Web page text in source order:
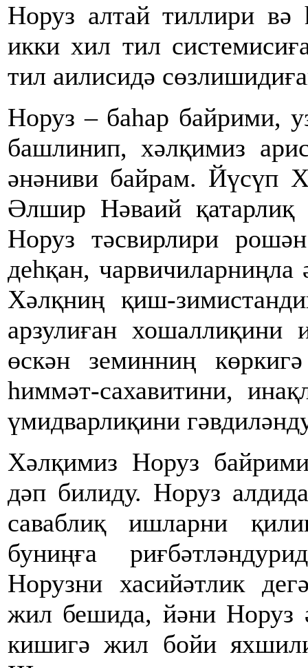
Норуз алтай тиллири вә
икки хил тил
тил аилисидә
Норуз – баһар байрими,
башлинип, хәлқимиз
әнәниви байрам. Йүсүп
Әлшир Нәваий қатарлиқ
Норуз тәсвирлири
деһқан,
Хәлқниң қиш-
арзулиған хошаллиқини
өскән земинниң
һиммәт-сахавитини,
үмидварлиқини
Хәлқимиз Норуз
дәп билиду. Норуз
саваблиқ ишларни
буниңға
Норузни хасийәтлик
жил бешида, йәни Норуз
кишигә жил бойи